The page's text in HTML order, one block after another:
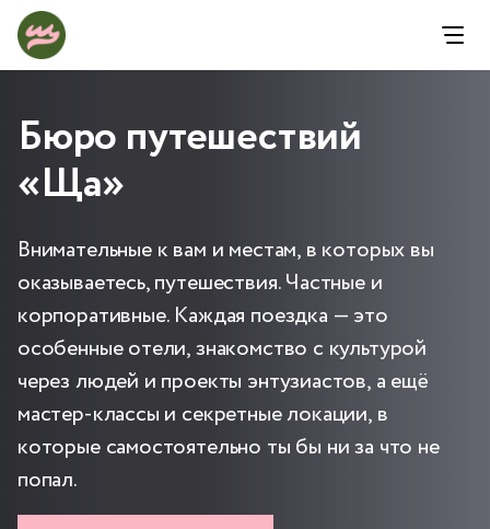
Бюро путешествий
«Ща»
Внимательные к вам и местам, в которых вы
оказываетесь, путешествия. Частные и
корпоративные. Каждая поездка — это
особенные отели, знакомство с культурой
через людей и проекты энтузиастов, а ещё
мастер-классы и секретные локации, в
которые самостоятельно ты бы ни за что не
попал.